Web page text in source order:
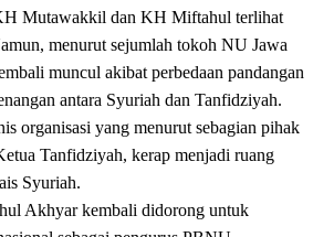
Mutawakkil dan KH Miftahul terlihat
menurut sejumlah tokoh NU Jawa
muncul akibat perbedaan pandangan
antara Syuriah dan Tanfidziyah.
organisasi yang menurut sebagian pihak
Tanfidziyah, kerap menjadi ruang
Syuriah.
Akhyar kembali didorong untuk